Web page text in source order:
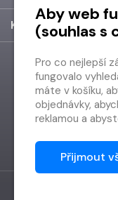
Kontakt
Aby web
(souhlas s
Pro co nejlepší
fungovalo
máte v košíku,
objednávky,
reklamou a
Proto od vás
zpracováním
Děkujeme, že
Přijmout